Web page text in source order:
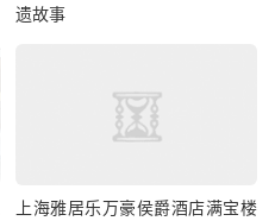
遗故事
上海雅居乐万豪侯爵酒店满宝楼